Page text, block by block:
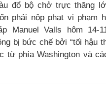
đổ bộ chở trực thăng
phải nộp phạt vi phạm
Manuel Valls hôm 14-
bị bức chế bởi “tối hậu
từ phía Washington và